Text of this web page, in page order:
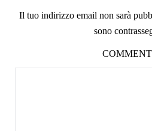
Il tuo indirizzo email non sarà
sono